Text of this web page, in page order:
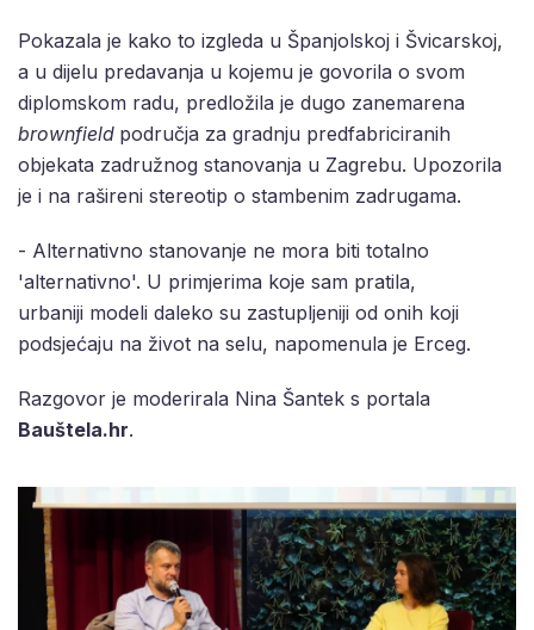
Pokazala je kako to izgleda u Španjolskoj i Švicarskoj,
a u dijelu predavanja u kojemu je govorila o svom
diplomskom radu, predložila je dugo zanemarena
brownfield područja za gradnju predfabriciranih
objekata zadružnog stanovanja u Zagrebu. Upozorila
je i na rašireni stereotip o stambenim zadrugama.
- Alternativno stanovanje ne mora biti totalno
'alternativno'. U primjerima koje sam pratila,
urbaniji modeli daleko su zastupljeniji od onih koji
podsjećaju na život na selu, napomenula je Erceg.
Razgovor je moderirala Nina Šantek s portala
Bauštela.hr.